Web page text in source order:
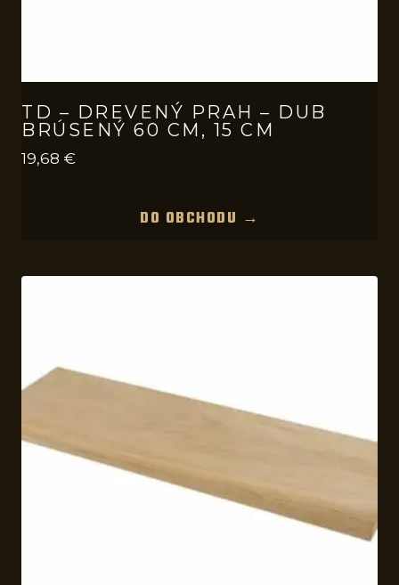
TD – DREVENÝ PRAH – DUB
BRÚSENÝ 60 CM, 15 CM
19,68 €
DO OBCHODU →